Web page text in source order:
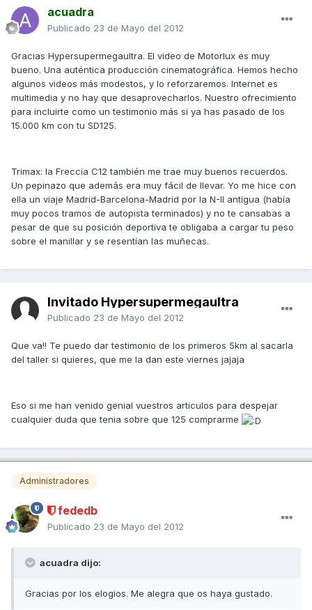
acuadra
Publicado 23 de Mayo del 2012
Gracias Hypersupermegaultra. El video de Motorlux es muy
bueno. Una auténtica producción cinematográfica. Hemos hecho
algunos videos más modestos, y lo reforzaremos. Internet es
multimedia y no hay que desaprovecharlos. Nuestro ofrecimiento
para incluirte como un testimonio más si ya has pasado de los
15.000 km con tu SD125.
Trimax: la Freccia C12 también me trae muy buenos recuerdos.
Un pepinazo que además era muy fácil de llevar. Yo me hice con
ella un viaje Madrid-Barcelona-Madrid por la N-II antigua (había
muy pocos tramos de autopista terminados) y no te cansabas a
pesar de que su posición deportiva te obligaba a cargar tu peso
sobre el manillar y se resentían las muñecas.
Invitado Hypersupermegaultra
Publicado 23 de Mayo del 2012
Que va!! Te puedo dar testimonio de los primeros 5km al sacarla
del taller si quieres, que me la dan este viernes jajaja
Eso si me han venido genial vuestros articulos para despejar
cualquier duda que tenia sobre que 125 comprarme
Administradores
fededb
Publicado 23 de Mayo del 2012
acuadra dijo:
Gracias por los elogios. Me alegra que os haya gustado.